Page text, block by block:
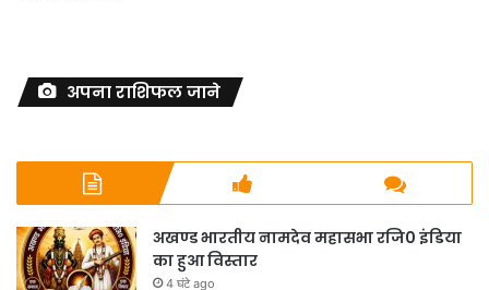
अपना राशिफल जाने
अखण्ड भारतीय नामदेव महासभा रजि0 इंडिया
का हुआ विस्तार
4 घंटे ago